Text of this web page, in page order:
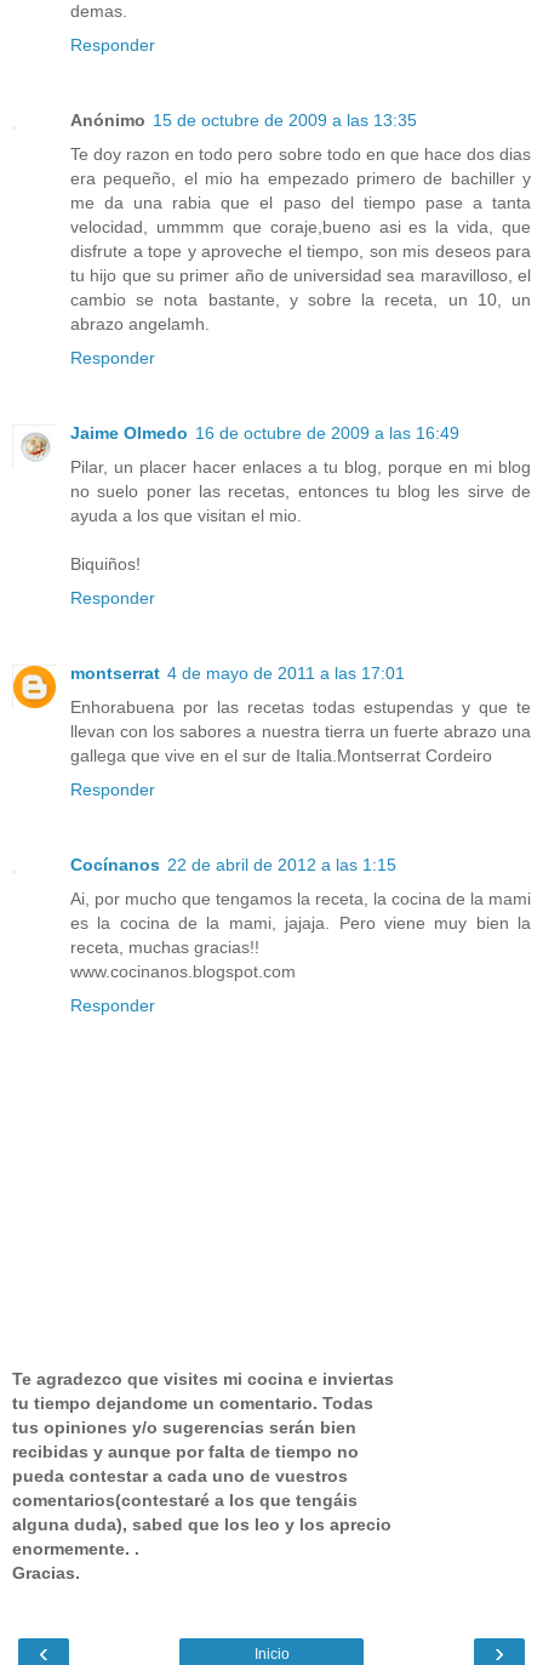
demas.
Responder
Anónimo 15 de octubre de 2009 a las 13:35
Te doy razon en todo pero sobre todo en que hace dos dias
era pequeño, el mio ha empezado primero de bachiller y
me da una rabia que el paso del tiempo pase a tanta
velocidad, ummmm que coraje,bueno asi es la vida, que
disfrute a tope y aproveche el tiempo, son mis deseos para
tu hijo que su primer año de universidad sea maravilloso, el
cambio se nota bastante, y sobre la receta, un 10, un
abrazo angelamh.
Responder
Jaime Olmedo 16 de octubre de 2009 a las 16:49
Pilar, un placer hacer enlaces a tu blog, porque en mi blog
no suelo poner las recetas, entonces tu blog les sirve de
ayuda a los que visitan el mio.
Biquiños!
Responder
montserrat 4 de mayo de 2011 a las 17:01
Enhorabuena por las recetas todas estupendas y que te
llevan con los sabores a nuestra tierra un fuerte abrazo una
gallega que vive en el sur de Italia.Montserrat Cordeiro
Responder
Cocínanos 22 de abril de 2012 a las 1:15
Ai, por mucho que tengamos la receta, la cocina de la mami
es la cocina de la mami, jajaja. Pero viene muy bien la
receta, muchas gracias!!
www.cocinanos.blogspot.com
Responder
Te agradezco que visites mi cocina e inviertas
tu tiempo dejandome un comentario. Todas
tus opiniones y/o sugerencias serán bien
recibidas y aunque por falta de tiempo no
pueda contestar a cada uno de vuestros
comentarios(contestaré a los que tengáis
alguna duda), sabed que los leo y los aprecio
enormemente. .
Gracias.
‹ ›
Inicio